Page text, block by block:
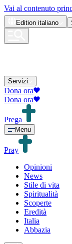
Vai al contenuto
Edition italiano
Servizi
Dona ora
Dona ora
Prega
Menu
Pray
Opinioni
News
Stile di vita
Spiritualità
Scoperte
Eredità
Italia
Abbazia